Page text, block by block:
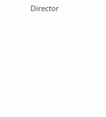
Director